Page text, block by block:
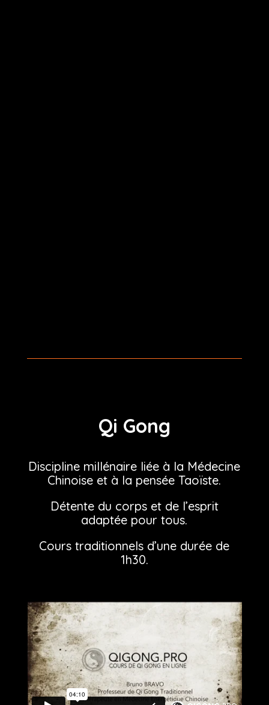
Qi Gong
Discipline millénaire liée à la Médecine
Chinoise et à la pensée Taoïste.
Détente du corps et de l’esprit
adaptée pour tous.
Cours traditionnels d’une durée de
1h30.